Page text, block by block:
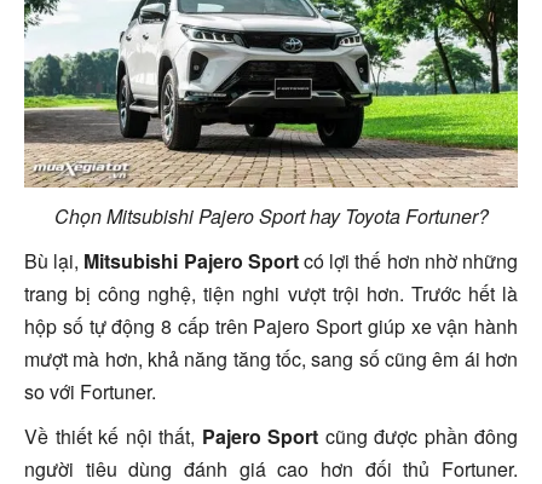
Chọn Mitsubishi Pajero Sport hay Toyota Fortuner?
Bù lại, Mitsubishi Pajero Sportcó lợi thế hơn nhờ những
trang bị công nghệ, tiện nghi vượt trội hơn. Trước hết là
hộp số tự động 8 cấp trên Pajero Sport giúp xe vận hành
mượt mà hơn, khả năng tăng tốc, sang số cũng êm ái hơn
so với Fortuner.
Về thiết kế nội thất, Pajero Sport cũng được phần đông
người tiêu dùng đánh giá cao hơn đối thủ Fortuner.